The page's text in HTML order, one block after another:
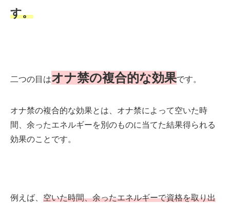
す。
二つの目はオナ禁の複合的な効果です。
オナ禁の複合的な効果とは、オナ禁によって空いた時
間、余ったエネルギーを別のものに当てた結果得られる
効果のことです。
例えば、 空いた時間、余ったエネルギーで資格を取り出